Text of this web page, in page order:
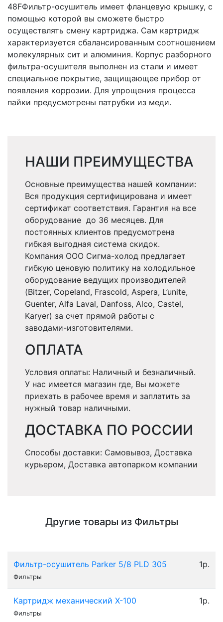
48FФильтр-осушитель имеет фланцевую крышку, с
помощью которой вы сможете быстро
осуществлять смену картриджа. Сам картридж
характеризуется сбалансированным соотношением
молекулярных сит и алюминия. Корпус разборного
фильтра-осушителя выполнен из стали и имеет
специальное покрытие, защищающее прибор от
появления коррозии. Для упрощения процесса
пайки предусмотрены патрубки из меди.
НАШИ ПРЕИМУЩЕСТВА
Основные преимущества нашей компании:
Вся продукция сертифицирована и имеет
сертификат соответствия. Гарантия на все
оборудование до 36 месяцев. Для
постоянных клиентов предусмотрена
гибкая выгодная система скидок.
Компания ООО Сигма-холод предлагает
гибкую ценовую политику на холодильное
оборудование ведущих производителей
(Bitzer, Copeland, Frascold, Aspera, L’unite,
Guenter, Alfa Laval, Danfoss, Alco, Castel,
Karyer) за счет прямой работы с
заводами-изготовителями.
ОПЛАТА
Условия оплаты: Наличный и безналичный.
У нас имеется магазин где, Вы можете
приехать в рабочее время и заплатить за
нужный товар наличными.
ДОСТАВКА ПО РОССИИ
Способы доставки: Самовывоз, Доставка
курьером, Доставка автопарком компании
Другие товары из Фильтры
Фильтр-осушитель Parker 5/8 PLD 305
Фильтры
1р.
Картридж механический X-100
Фильтры
1р.